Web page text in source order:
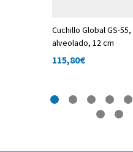
Cuchillo Global GS-
alveolado, 12 cm
115,80€